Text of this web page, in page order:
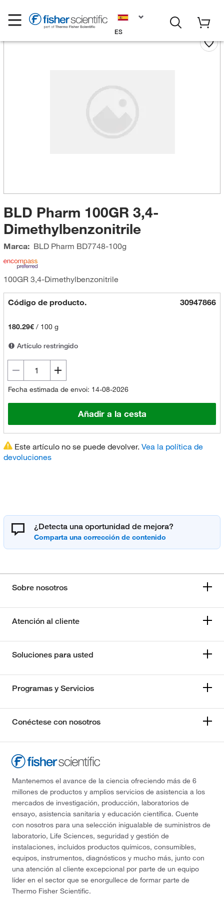
ES
BLD Pharm 100GR 3,4-
Dimethylbenzonitrile
Marca: BLD Pharm BD7748-100g
100GR 3,4-Dimethylbenzonitrile
Código de producto. 30947866
180.29€/ 100 g
Artículo restringido
Fecha estimada de envoi: 14-08-2026
Añadir a la cesta
Este artículo no se puede devolver. Vea la política de
devoluciones
¿Detecta una oportunidad de mejora?
Sobre nosotros
Atención al cliente
Soluciones para usted
Programas y Servicios
Conéctese con nosotros
Mantenemos el avance de la ciencia ofreciendo más de 6
millones de productos y amplios servicios de asistencia a los
mercados de investigación, producción, laboratorios de
ensayo, asistencia sanitaria y educación científica. Cuente
con nosotros para una selección inigualable de suministros de
laboratorio, Life Sciences, seguridad y gestión de
instalaciones, incluidos productos químicos, consumibles,
equipos, instrumentos, diagnósticos y mucho más, junto con
una atención al cliente excepcional por parte de un equipo
líder en el sector que se enorgullece de formar parte de
Thermo Fisher Scientific.